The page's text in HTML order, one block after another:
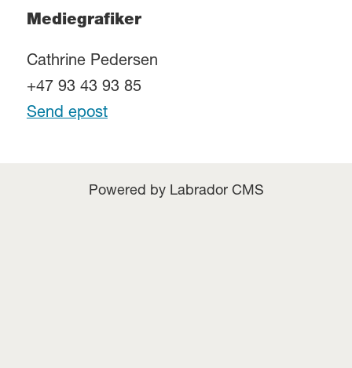
Mediegrafiker
Cathrine Pedersen
+47 93 43 93 85
Send epost
Powered by Labrador CMS